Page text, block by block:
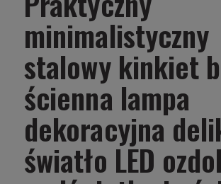
minimalistyczny
stalowy kinkiet
ścienna lampa
dekoracyjna
światło LED